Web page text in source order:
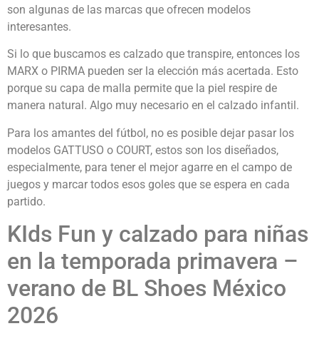
son algunas de las marcas que ofrecen modelos
interesantes.
Si lo que buscamos es calzado que transpire, entonces los
MARX o PIRMA pueden ser la elección más acertada. Esto
porque su capa de malla permite que la piel respire de
manera natural. Algo muy necesario en el calzado infantil.
Para los amantes del fútbol, no es posible dejar pasar los
modelos GATTUSO o COURT, estos son los diseñados,
especialmente, para tener el mejor agarre en el campo de
juegos y marcar todos esos goles que se espera en cada
partido.
KIds Fun y calzado para niñas
en la temporada primavera –
verano de BL Shoes México
2026